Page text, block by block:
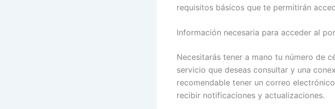
requisitos básicos que te permitirán
Información necesaria para acceder al
Necesitarás tener a mano tu número de
servicio que deseas consultar y una
recomendable tener un correo
recibir notificaciones y actualizaciones.